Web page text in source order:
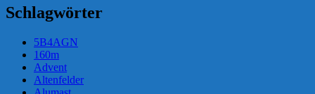
Schlagwörter
5B4AGN
160m
Advent
Altenfelder